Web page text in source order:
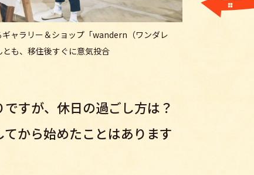
ャラリー＆ショップ「wandern（ワンダレ
も、移住後すぐに意気投合
すが、休日の過ごし方は？
から始めたことはあります